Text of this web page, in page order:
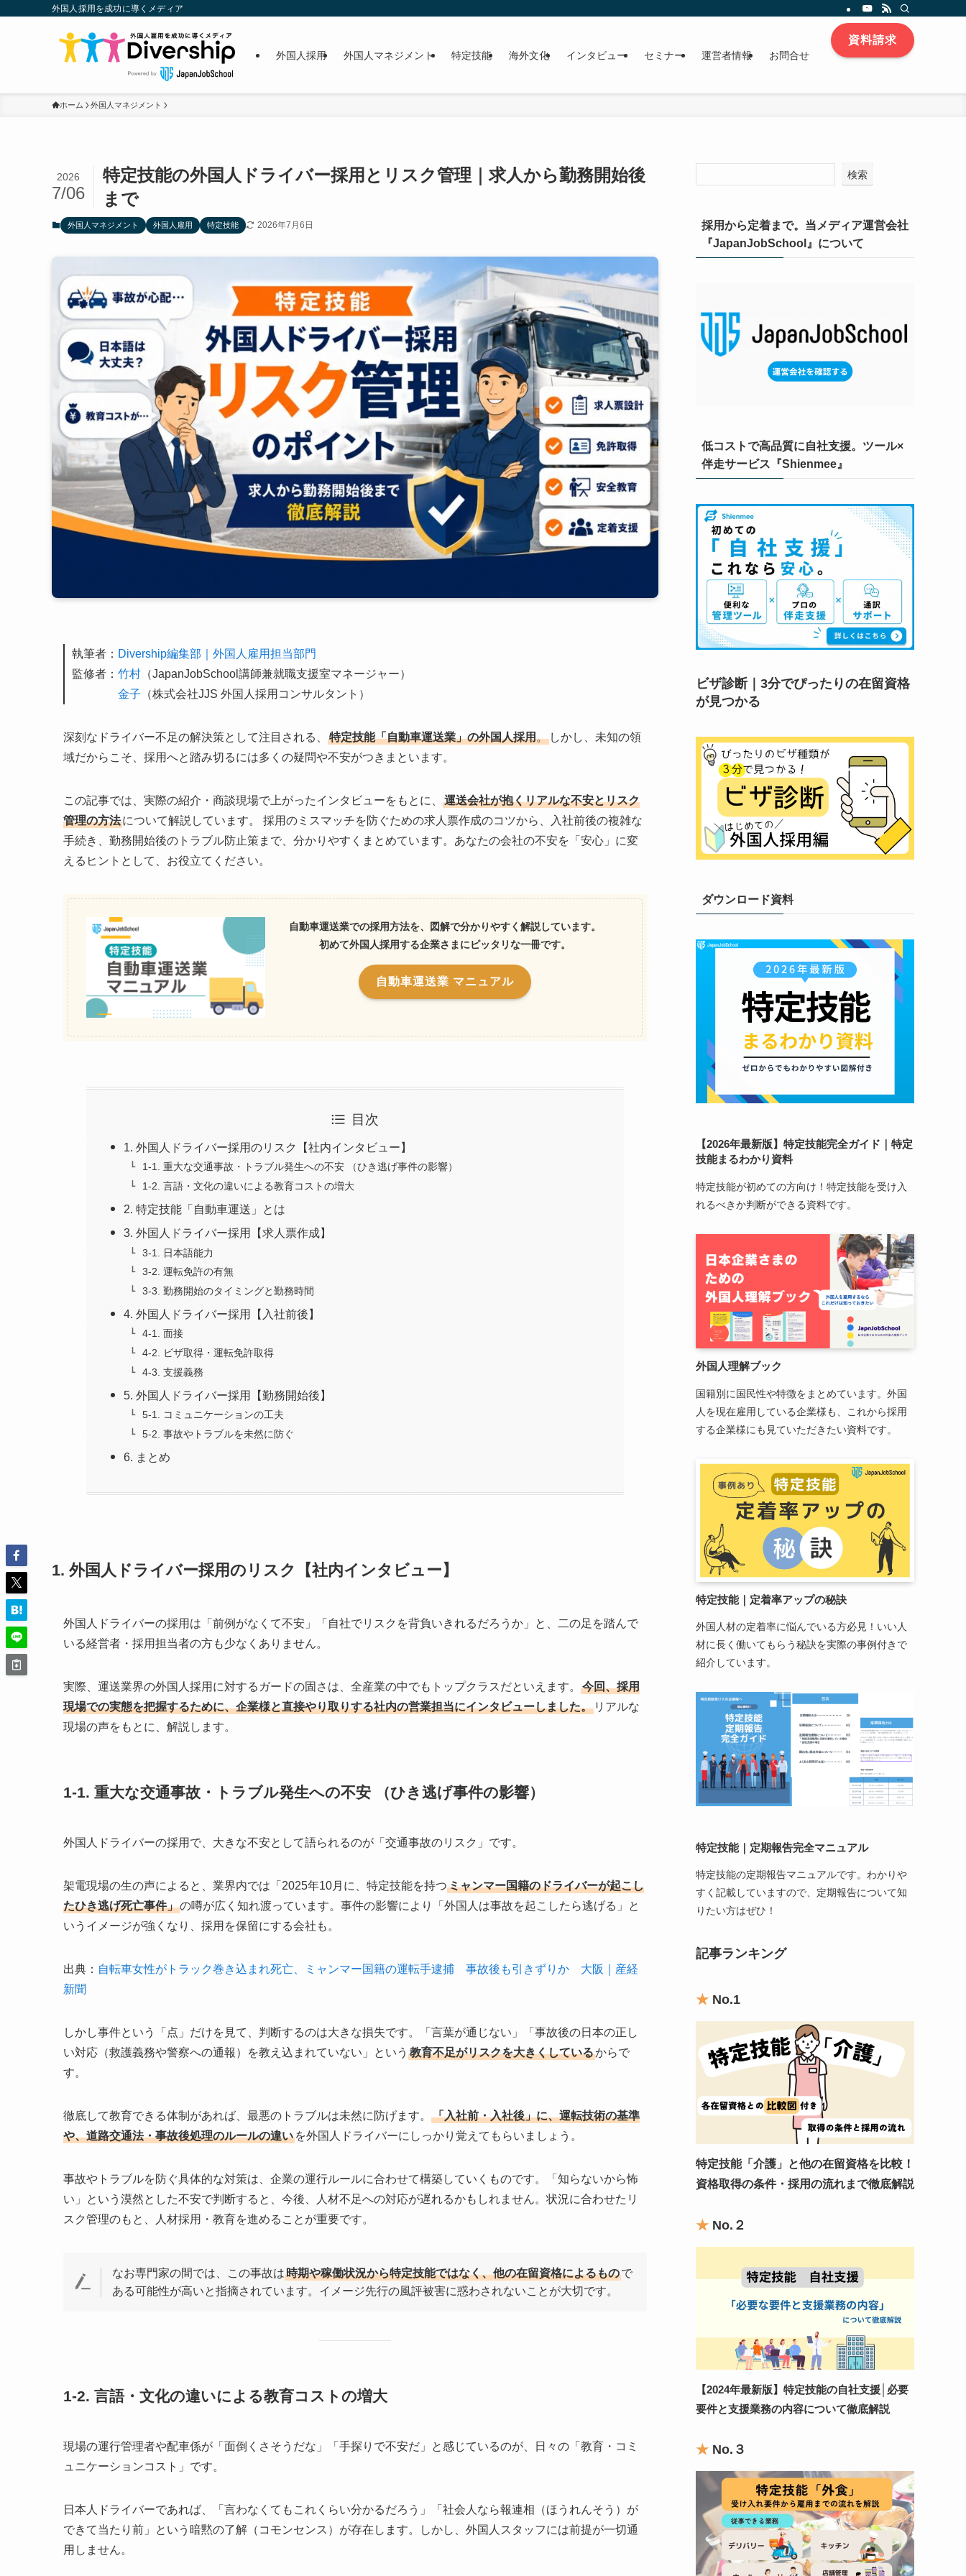
外国人採用を成功に導くメディア
外国人採用 外国人マネジメント 特定技能 海外文化 インタビュー セミナー 運営者情報 お問合せ
資料請求
ホーム 外国人マネジメント
特定技能の外国人ドライバー採用とリスク管理｜求人から勤務開始後
まで
2026
7/06
外国人マネジメント 外国人雇用 特定技能 2026年7月6日
執筆者： Divership編集部｜外国人雇用担当部門
監修者： 竹村 （JapanJobSchool講師兼就職支援室マネージャー）
金子 （株式会社JJS 外国人採用コンサルタント）
深刻なドライバー不足の解決策として注目される、 特定技能「自動車運送業」の外国人採用。 しかし、未知の領
域だからこそ、採用へと踏み切るには多くの疑問や不安がつきまといます。
この記事では、実際の紹介・商談現場で上がったインタビューをもとに、
運送会社が抱くリアルな不安とリスク
管理の方法について解説しています。 採用のミスマッチを防ぐための求人票作成のコツから、入社前後の複雑な
手続き、勤務開始後のトラブル防止策まで、分かりやすくまとめています。あなたの会社の不安を「安心」に変
えるヒントとして、お役立てください。
自動車運送業での採用方法を、図解で分かりやすく解説しています。
初めて外国人採用する企業さまにピッタリな一冊です。
自動車運送業 マニュアル
目次
1. 外国人ドライバー採用のリスク【社内インタビュー】
1-1. 重大な交通事故・トラブル発生への不安 （ひき逃げ事件の影響）
1-2. 言語・文化の違いによる教育コストの増大
2. 特定技能「自動車運送」とは
3. 外国人ドライバー採用【求人票作成】
3-1. 日本語能力
3-2. 運転免許の有無
3-3. 勤務開始のタイミングと勤務時間
4. 外国人ドライバー採用【入社前後】
4-1. 面接
4-2. ビザ取得・運転免許取得
4-3. 支援義務
5. 外国人ドライバー採用【勤務開始後】
5-1. コミュニケーションの工夫
5-2. 事故やトラブルを未然に防ぐ
6. まとめ
1. 外国人ドライバー採用のリスク【社内インタビュー】
外国人ドライバーの採用は「前例がなくて不安」「自社でリスクを背負いきれるだろうか」と、二の足を踏んで
いる経営者・採用担当者の方も少なくありません。
実際、運送業界の外国人採用に対するガードの固さは、全産業の中でもトップクラスだといえます。
今回、採用
現場での実態を把握するために、企業様と直接やり取りする社内の営業担当にインタビューしました。 リアルな
現場の声をもとに、解説します。
1-1. 重大な交通事故・トラブル発生への不安 （ひき逃げ事件の影響）
外国人ドライバーの採用で、大きな不安として語られるのが「交通事故のリスク」です。
架電現場の生の声によると、業界内では「2025年10月に、特定技能を持つミャンマー国籍のドライバーが起こし
たひき逃げ死亡事件」の噂が広く知れ渡っています。事件の影響により「外国人は事故を起こしたら逃げる」と
いうイメージが強くなり、採用を保留にする会社も。
出典： 自転車女性がトラック巻き込まれ死亡、ミャンマー国籍の運転手逮捕 事故後も引きずりか 大阪｜産経
新聞
しかし事件という「点」だけを見て、判断するのは大きな損失です。「言葉が通じない」「事故後の日本の正し
い対応（救護義務や警察への通報）を教え込まれていない」という 教育不足がリスクを大きくしているからで
す。
徹底して教育できる体制があれば、最悪のトラブルは未然に防げます。
「入社前・入社後」に、運転技術の基準
や、道路交通法・事故後処理のルールの違い を外国人ドライバーにしっかり覚えてもらいましょう。
事故やトラブルを防ぐ具体的な対策は、企業の運行ルールに合わせて構築していくものです。「知らないから怖
い」という漠然とした不安で判断すると、今後、人材不足への対応が遅れるかもしれません。状況に合わせたリ
スク管理のもと、人材採用・教育を進めることが重要です。
なお専門家の間では、この事故は時期や稼働状況から特定技能ではなく、他の在留資格によるもので
ある可能性が高いと指摘されています。イメージ先行の風評被害に惑わされないことが大切です。
1-2. 言語・文化の違いによる教育コストの増大
現場の運行管理者や配車係が「面倒くさそうだな」「手探りで不安だ」と感じているのが、日々の「教育・コミ
ュニケーションコスト」です。
日本人ドライバーであれば、「言わなくてもこれくらい分かるだろう」「社会人なら報連相（ほうれんそう）が
できて当たり前」という暗黙の了解（コモンセンス）が存在します。しかし、外国人スタッフには前提が一切通
用しません。
検索
採用から定着まで。当メディア運営会社
『JapanJobSchool』について
低コストで高品質に自社支援。ツール×
伴走サービス『Shienmee』
ビザ診断｜3分でぴったりの在留資格
が見つかる
ダウンロード資料
【2026年最新版】特定技能完全ガイド｜特定
技能まるわかり資料
特定技能が初めての方向け！特定技能を受け入
れるべきか判断ができる資料です。
外国人理解ブック
国籍別に国民性や特徴をまとめています。外国
人を現在雇用している企業様も、これから採用
する企業様にも見ていただきたい資料です。
特定技能｜ 定着率アップの秘訣
外国人材の定着率に悩んでいる方必見！いい人
材に長く働いてもらう秘訣を実際の事例付きで
紹介しています。
特定技能｜定期報告完全マニュアル
特定技能の定期報告マニュアルです。わかりや
すく記載していますので、定期報告について知
りたい方はぜひ！
記事ランキング
★ No.1
特定技能「介護」と他の在留資格を比較！
資格取得の条件・採用の流れまで徹底解説
★ No. ２
【2024年最新版】特定技能の自社支援 必要
要件と支援業務の内容について徹底解説
★ No. ３